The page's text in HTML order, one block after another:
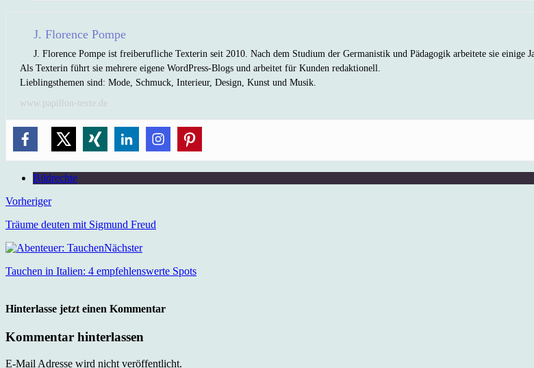
J. Florence Pompe
J. Florence Pompe ist freiberufliche Texterin seit 2010. Nach dem Studium der Germanistik und Pädagogik arbeitete sie einige
Als Texterin führt sie mehrere eigene WordPress-Blogs und arbeitet für Kunden redaktionell.
Lieblingsthemen sind: Mode, Schmuck, Interieur, Design, Kunst und Musik.
www.papillon-texte.de
Bildrechte
Vorheriger
Träume deuten mit Sigmund Freud
Nächster
Tauchen in Italien: 4 empfehlenswerte Spots
Hinterlasse jetzt einen Kommentar
Kommentar hinterlassen
E-Mail Adresse wird nicht veröffentlicht.